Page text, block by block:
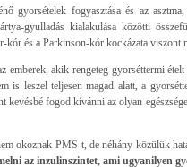
gyorsételek fogyasztása és az
gyulladás kialakulása közötti
kór és a Parkinson-kór kockázata viszont
emberek, akik rengeteg gyorséttermi
is leszel teljesen magad alatt, a
kevésbé fogod kívánni az olyan
okoznak PMS-t, de néhány közülük
az inzulinszintet, ami ugyanilyen